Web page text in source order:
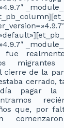
fue
migrantes
cierre de la
cerrado,
pagar la
que, por